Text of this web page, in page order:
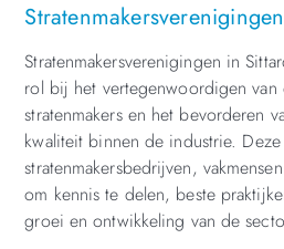
Stratenmakersverenigingen in
rol bij het vertegenwoordigen van
stratenmakers en het bevorderen
kwaliteit binnen de industrie.
stratenmakersbedrijven,
om kennis te delen, beste
groei en ontwikkeling van de